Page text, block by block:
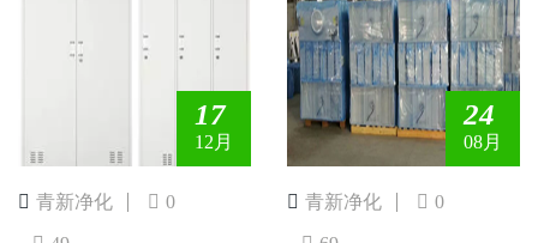
17
12月
青新净化 0
24
08月
青新净化 0